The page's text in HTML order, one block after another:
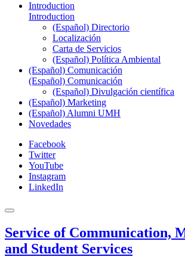
Introduction
Introduction
(Español) Directorio
Localización
Carta de Servicios
(Español) Política Ambiental
(Español) Comunicación
(Español) Comunicación
(Español) Divulgación científica
(Español) Marketing
(Español) Alumni UMH
Novedades
Facebook
Twitter
YouTube
Instagram
LinkedIn
Service of Communication,
and Student Services